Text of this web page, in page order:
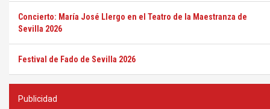
Concierto: María José Llergo en el Teatro de la Maestranza de
Sevilla 2026
Festival de Fado de Sevilla 2026
Publicidad